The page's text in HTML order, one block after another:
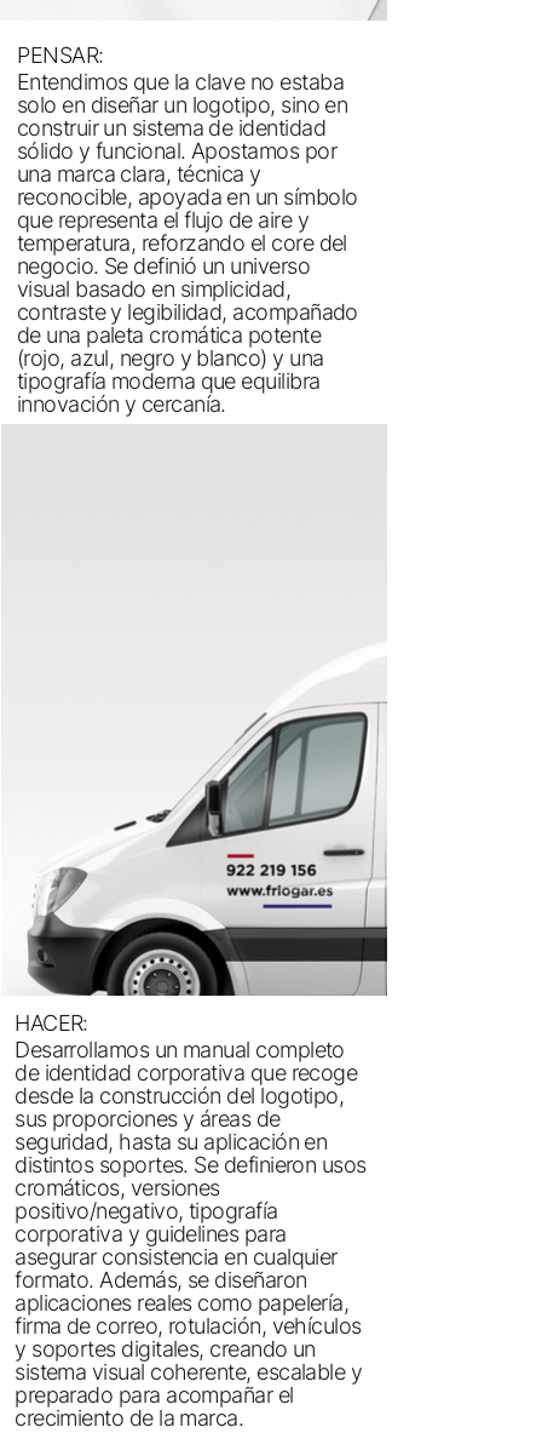
PENSAR:
Entendimos que la clave no estaba
solo en diseñar un logotipo, sino en
construir un sistema de identidad
sólido y funcional. Apostamos por
una marca clara, técnica y
reconocible, apoyada en un símbolo
que representa el flujo de aire y
temperatura, reforzando el core del
negocio. Se definió un universo
visual basado en simplicidad,
contraste y legibilidad, acompañado
de una paleta cromática potente
(rojo, azul, negro y blanco) y una
tipografía moderna que equilibra
innovación y cercanía.
HACER:
Desarrollamos un manual completo
de identidad corporativa que recoge
desde la construcción del logotipo,
sus proporciones y áreas de
seguridad, hasta su aplicación en
distintos soportes. Se definieron usos
cromáticos, versiones
positivo/negativo, tipografía
corporativa y guidelines para
asegurar consistencia en cualquier
formato. Además, se diseñaron
aplicaciones reales como papelería,
firma de correo, rotulación, vehículos
y soportes digitales, creando un
sistema visual coherente, escalable y
preparado para acompañar el
crecimiento de la marca.